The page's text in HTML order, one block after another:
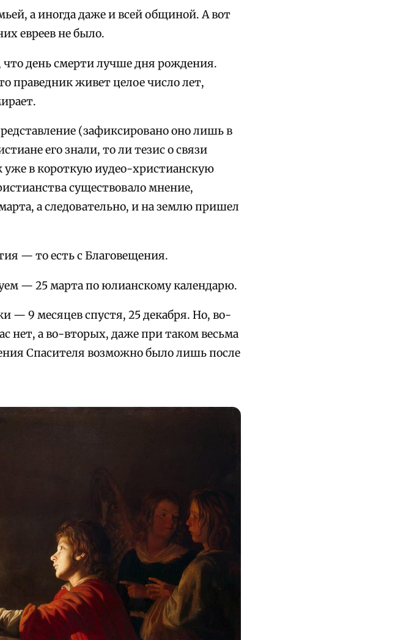
а иногда даже и всей общиной. А вот
евреев не было.
что день смерти лучше дня рождения.
праведник живет целое число лет,
(зафиксировано оно лишь в
его знали, то ли тезис о связи
уже в короткую иудео-христианскую
существовало мнение,
а следовательно, и на землю пришел
— то есть с Благовещения.
— 25 марта по юлианскому календарю.
— 9 месяцев спустя, 25 декабря. Но, во-
нет, а во-вторых, даже при таком весьма
Спасителя возможно было лишь после